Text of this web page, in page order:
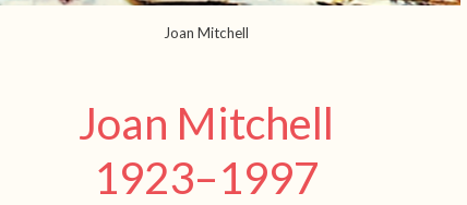
Joan Mitchell
Joan Mitchell
1923–1997